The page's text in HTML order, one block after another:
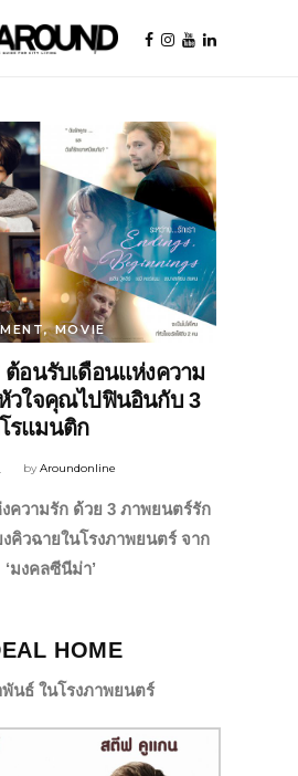
,MOVIE
ต้อนรับเดือนแห่งความ
วใจคุณไปฟินอินกับ 3
รแมนติก
byAroundonline
ความรัก ด้วย 3 ภาพยนตร์รัก
คิวฉายในโรงภาพยนตร์ จาก
‘มงคลซีนีม่า’
HOME
นธ์ ในโรงภาพยนตร์